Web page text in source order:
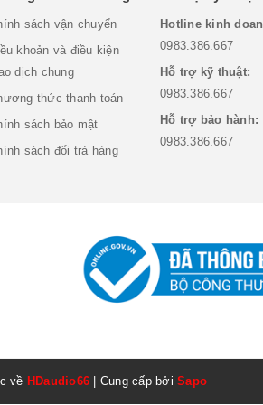
sách vận chuyển
khoản và điều kiện
dịch chung
thức thanh toán
sách bảo mật
sách đổi trả hàng
Hotline kinh
0983.386.667
Hỗ trợ kỹ thuật:
0983.386.667
Hỗ trợ bảo hành:
0983.386.667
về HDaudio66 Cung cấp bởi Sapo